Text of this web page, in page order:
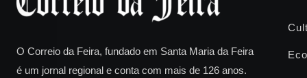
O Correio da Feira, fundado em Santa Maria da Feira
é um jornal regional e conta com mais de 126 anos.